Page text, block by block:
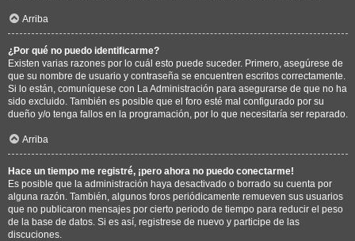
Arriba
¿Por qué no puedo identificarme?
Existen varias razones por lo cuál esto puede suceder. Primero, asegúrese de
que su nombre de usuario y contraseña se encuentren escritos correctamente.
Si lo están, comuníquese con La Administración para asegurarse de que no ha
sido excluido. También es posible que el foro esté mal configurado por su
dueño y/o tenga fallos en la programación, por lo que necesitaría ser reparado.
Arriba
Hace un tiempo me registré, ¡pero ahora no puedo conectarme!
Es posible que la administración haya desactivado o borrado su cuenta por
alguna razón. También, algunos foros periódicamente remueven sus usuarios
que no publicaron mensajes por cierto periodo de tiempo para reducir el peso
de la base de datos. Si es así, registrese de nuevo y participe de las
discuciones.